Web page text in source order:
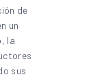
de
un
la
sus